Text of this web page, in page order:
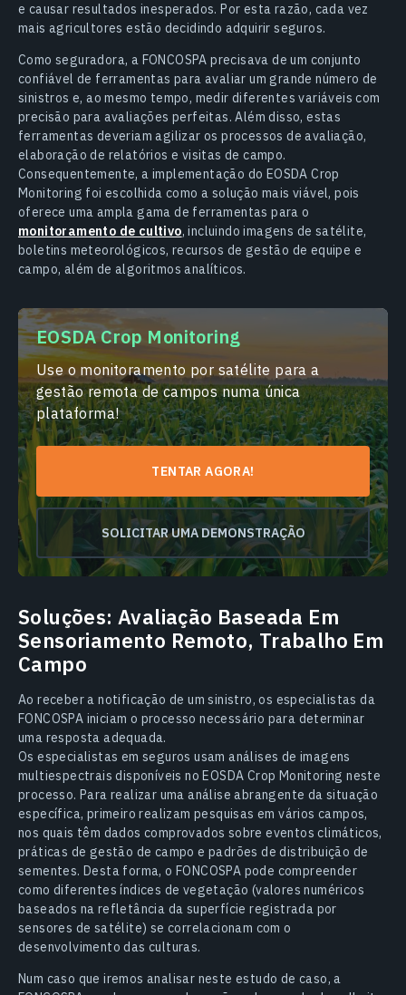
e causar resultados inesperados. Por esta razão, cada vez
mais agricultores estão decidindo adquirir seguros.
Como seguradora, a FONCOSPA precisava de um conjunto
confiável de ferramentas para avaliar um grande número de
sinistros e, ao mesmo tempo, medir diferentes variáveis com
precisão para avaliações perfeitas. Além disso, estas
ferramentas deveriam agilizar os processos de avaliação,
elaboração de relatórios e visitas de campo.
Consequentemente, a implementação do EOSDA Crop
Monitoring foi escolhida como a solução mais viável, pois
oferece uma ampla gama de ferramentas para o
monitoramento de cultivo, incluindo imagens de satélite,
boletins meteorológicos, recursos de gestão de equipe e
campo, além de algoritmos analíticos.
EOSDA Crop Monitoring
Use o monitoramento por satélite para a
gestão remota de campos numa única
plataforma!
TENTAR AGORA!
SOLICITAR UMA DEMONSTRAÇÃO
Soluções: Avaliação Baseada Em
Sensoriamento Remoto, Trabalho Em
Campo
Ao receber a notificação de um sinistro, os especialistas da
FONCOSPA iniciam o processo necessário para determinar
uma resposta adequada.
Os especialistas em seguros usam análises de imagens
multiespectrais disponíveis no EOSDA Crop Monitoring neste
processo. Para realizar uma análise abrangente da situação
específica, primeiro realizam pesquisas em vários campos,
nos quais têm dados comprovados sobre eventos climáticos,
práticas de gestão de campo e padrões de distribuição de
sementes. Desta forma, o FONCOSPA pode compreender
como diferentes índices de vegetação (valores numéricos
baseados na refletância da superfície registrada por
sensores de satélite) se correlacionam com o
desenvolvimento das culturas.
Num caso que iremos analisar neste estudo de caso, a